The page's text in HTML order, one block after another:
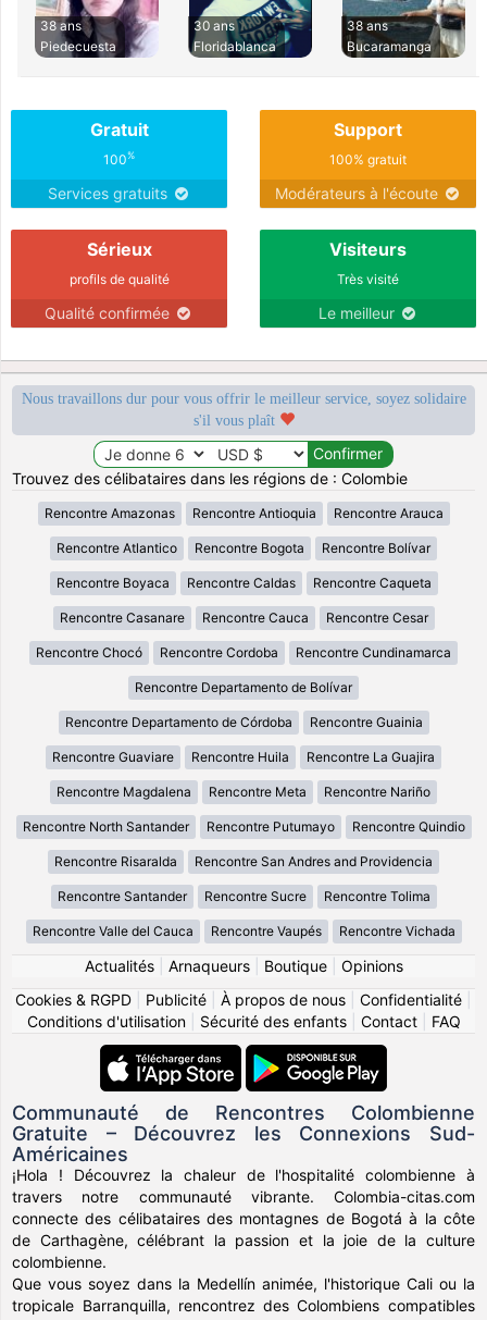
38 ans
Piedecuesta
30 ans
Floridablanca
38 ans
Bucaramanga
Gratuit
100%
Services gratuits
Support
100% gratuit
Modérateurs à l'écoute
Sérieux
profils de qualité
Qualité confirmée
Visiteurs
Très visité
Le meilleur
Nous travaillons dur pour vous offrir le meilleur service, soyez solidaire
s'il vous plaît
Trouvez des célibataires dans les régions de : Colombie
Rencontre Amazonas Rencontre Antioquia Rencontre Arauca
Rencontre Atlantico Rencontre Bogota Rencontre Bolívar
Rencontre Boyaca Rencontre Caldas Rencontre Caqueta
Rencontre Casanare Rencontre Cauca Rencontre Cesar
Rencontre Chocó Rencontre Cordoba Rencontre Cundinamarca
Rencontre Departamento de Bolívar
Rencontre Departamento de Córdoba Rencontre Guainia
Rencontre Guaviare Rencontre Huila Rencontre La Guajira
Rencontre Magdalena Rencontre Meta Rencontre Nariño
Rencontre North Santander Rencontre Putumayo Rencontre Quindio
Rencontre Risaralda Rencontre San Andres and Providencia
Rencontre Santander Rencontre Sucre Rencontre Tolima
Rencontre Valle del Cauca Rencontre Vaupés Rencontre Vichada
Actualités| Arnaqueurs| Boutique| Opinions
Cookies & RGPD
Publicité À propos de nous Confidentialité
Conditions d'utilisation| Sécurité des enfants| Contact| FAQ
Communauté de Rencontres Colombienne
Gratuite – Découvrez les Connexions Sud-
Américaines
¡Hola ! Découvrez la chaleur de l'hospitalité colombienne à
travers notre communauté vibrante. Colombia-citas.com
connecte des célibataires des montagnes de Bogotá à la côte
de Carthagène, célébrant la passion et la joie de la culture
colombienne.
Que vous soyez dans la Medellín animée, l'historique Cali ou la
tropicale Barranquilla, rencontrez des Colombiens compatibles